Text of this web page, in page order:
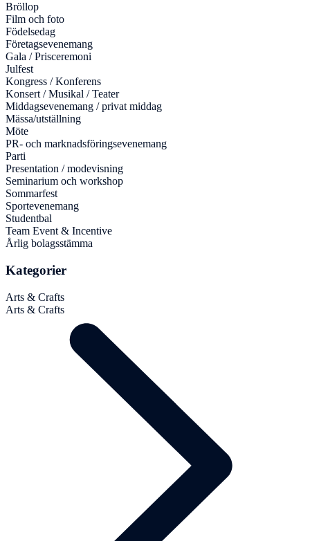
Bröllop
Film och foto
Födelsedag
Företagsevenemang
Gala / Prisceremoni
Julfest
Kongress / Konferens
Konsert / Musikal / Teater
Middagsevenemang / privat middag
Mässa/utställning
Möte
PR- och marknadsföringsevenemang
Parti
Presentation / modevisning
Seminarium och workshop
Sommarfest
Sportevenemang
Studentbal
Team Event & Incentive
Årlig bolagsstämma
Kategorier
Arts & Crafts
Arts & Crafts